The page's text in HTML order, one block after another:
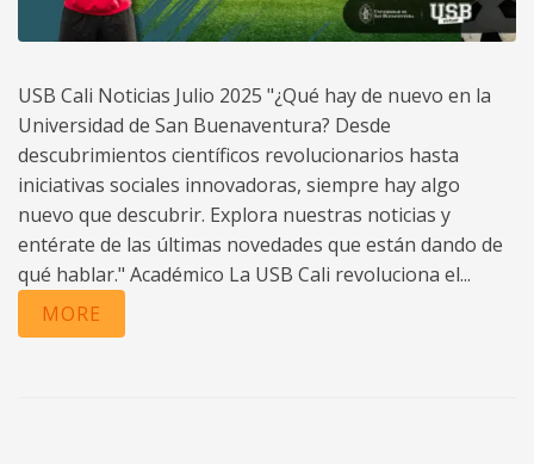
USB Cali Noticias Julio 2025 "¿Qué hay de nuevo en la
Universidad de San Buenaventura? Desde
descubrimientos científicos revolucionarios hasta
iniciativas sociales innovadoras, siempre hay algo
nuevo que descubrir. Explora nuestras noticias y
entérate de las últimas novedades que están dando de
qué hablar." Académico La USB Cali revoluciona el...
MORE